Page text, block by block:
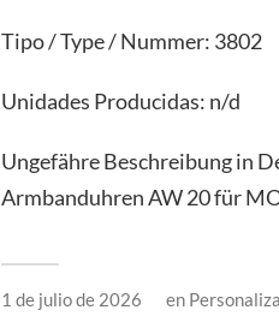
Tipo / Type / Nummer: 3802
Unidades Producidas: n/d
Ungefähre Beschreibung in
Armbanduhren AW 20 für
1 de julio de 2026 en